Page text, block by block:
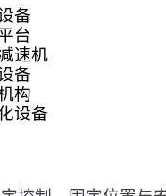
备
台
速机
备
构
设备